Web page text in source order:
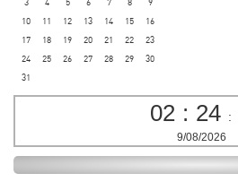
3
4 5 6 7 8
9
10
11 12 13 14 15
16
17
18 19 20 21 22
23
24
25 26 27 28 29
30
31
02 : 24 :
9/08/2026